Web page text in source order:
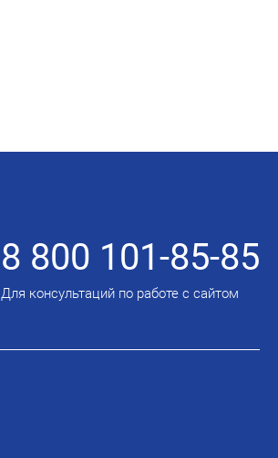
8 800 101-85-85
Для консультаций по работе с сайтом